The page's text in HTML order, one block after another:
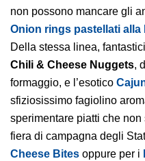
non possono mancare gli
Onion rings pastellati alla
Della stessa linea,
Chili & Cheese Nuggets,
formaggio, e l’esotico
sfiziosissimo fagiolino
sperimentare piatti che non
fiera di campagna degli
Cheese Bites oppure per i